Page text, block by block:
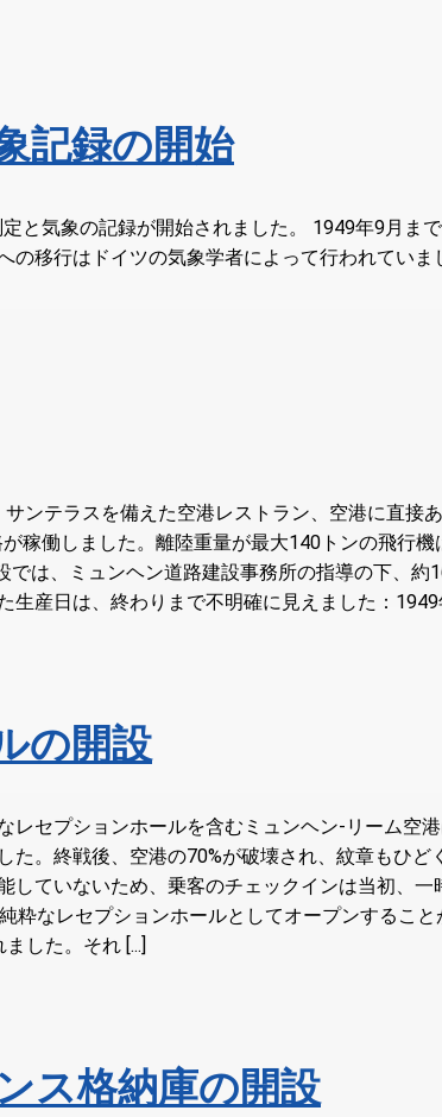
記録の開始
と気象の記録が開始されました。 1949年9月ま
の移行はドイツの気象学者によって行われてい
ンテラスを備えた空港レストラン、空港に直接
稼働しました。離陸重量が最大140トンの飛行
は、ミュンヘン道路建設事務所の指導の下、
産日は、終わりまで不明確に見えました：
の開設
レセプションホールを含むミュンヘン-リーム空
た。終戦後、空港の70%が破壊され、紋章もひ
していないため、乗客のチェックインは当初、
粋なレセプションホールとしてオープンするこ
した。それ [...]
ス格納庫の開設